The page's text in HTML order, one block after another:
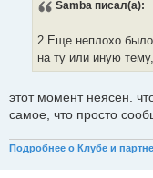
Samba писал(а):
2.Еще неплохо
на ту или иную
этот момент неясен.
самое, что просто
Подробнее о Клубе и